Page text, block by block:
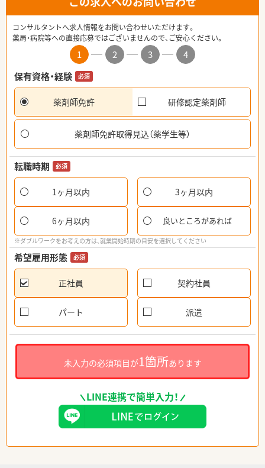
コンサルタントへ求人情報をお問い合わせいただけます。
薬局・病院等への直接応募ではございませんので、ご安心ください。
1 2 3
4
保有資格・経験
必須
薬剤師免許 研修認定薬剤師
薬剤師免許取得見込（薬学生等）
転職時期 必須
1ヶ月以内 3ヶ月以内
6ヶ月以内 良いところがあれば
※ダブルワークをお考えの方は、就業開始時期の目安を選択してください
希望雇用形態 必須
正社員 契約社員
パート 派遣
未入力の必須項目が1箇所あります
LINE連携で簡単入力！